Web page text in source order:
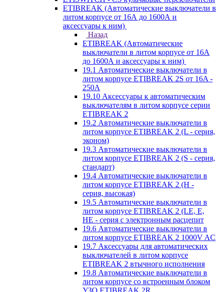
ETIBREAK (Автоматические выключатели в
литом корпусе от 16А до 1600А и
аксессуары к ним)
Назад
ETIBREAK (Автоматические
выключатели в литом корпусе от 16А
до 1600А и аксессуары к ним)
19.1 Автоматические выключатели в
литом корпусе ETIBREAK 2S от 16A -
250A
19.10 Аксессуары к автоматическим
выключателям в литом корпусе серии
ETIBREAK 2
19.2 Автоматические выключатели в
литом корпусе ETIBREAK 2 (L - серия,
эконом)
19.3 Автоматические выключатели в
литом корпусе ETIBREAK 2 (S - серия,
стандарт)
19.4 Автоматические выключатели в
литом корпусе ETIBREAK 2 (H -
серия, высокая)
19.5 Автоматические выключатели в
литом корпусе ETIBREAK 2 (LE, E,
HE - серия с электронным расцепит
19.6 Автоматические выключатели в
литом корпусе ETIBREAK 2 1000V AC
19.7 Аксессуары для автоматических
выключателей в литом корпусе
ETIBREAK 2 втычного исполнения
19.8 Автоматические выключатели в
литом корпусе со встроенным блоком
УЗО ETIBREAK 2R